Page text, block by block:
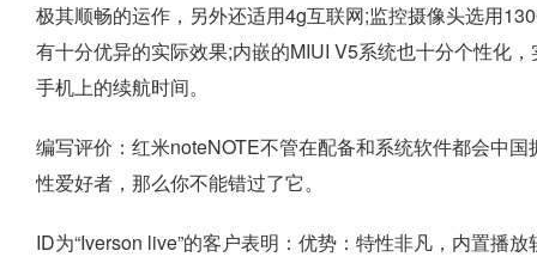
极其顺畅的运作，另外还适用4g互联网;监控摄像头选用
有十分优异的实际效果;内嵌的MIUI V5系统也十分个性化
手机上的续航时间。
编写评价：红米noteNOTE不管在配备和系统软件都会中
性爱好者，那么你不能错过了它。
ID为“Iverson live”的客户表明：优势：特性非凡，内置播